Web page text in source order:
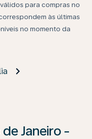
para compras no
às últimas
no momento da
Janeiro -
clique em